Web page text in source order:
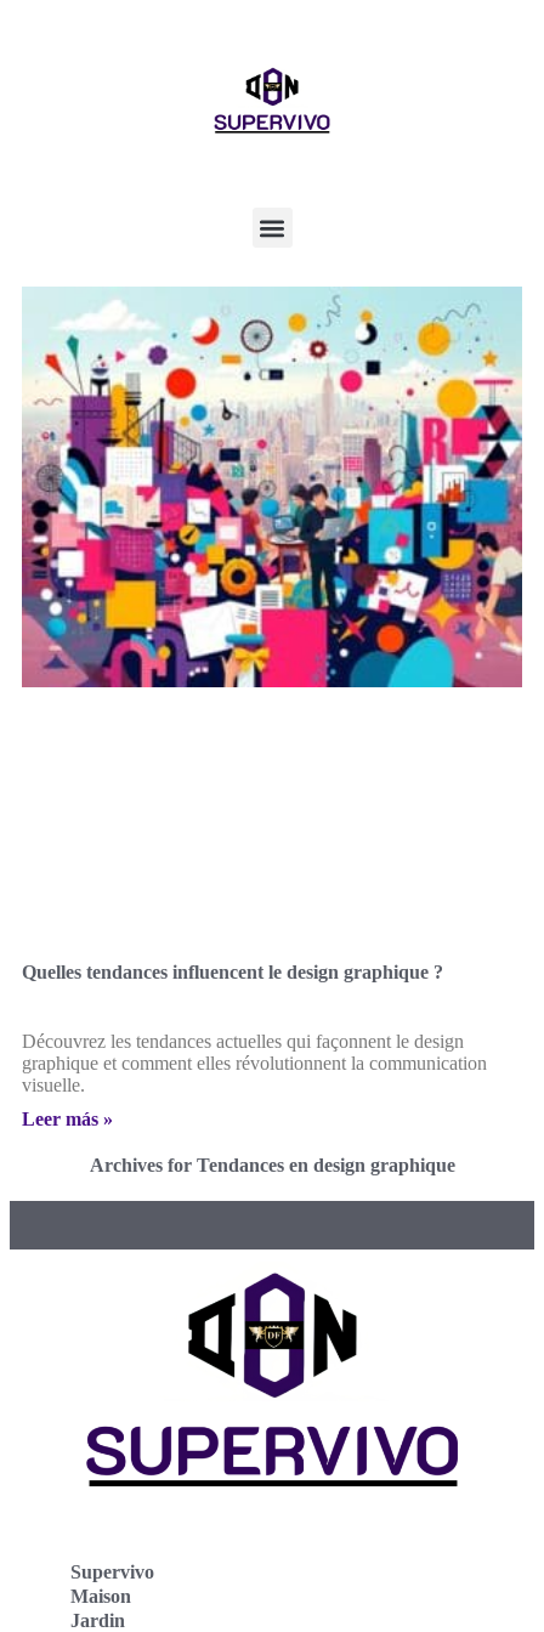
Quelles tendances influencent le design graphique ?
Découvrez les tendances actuelles qui façonnent le design
graphique et comment elles révolutionnent la communication
visuelle.
Leer más »
Archives for Tendances en design graphique
Supervivo
Maison
Jardin